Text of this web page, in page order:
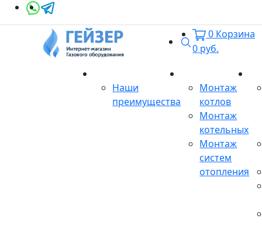
Поиск
0 Корзина
0 руб.
Наши
преимущества
Монтаж
котлов
Монтаж
котельных
Монтаж
систем
отопления